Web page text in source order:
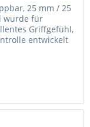
25 mm / 25
wurde für
Griffgefühl,
entwickelt